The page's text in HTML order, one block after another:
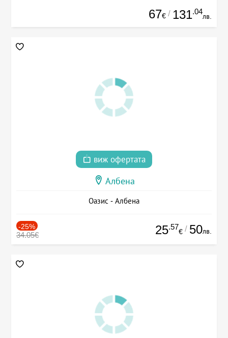
67€ / 131.04
лв.
виж офертата
Албена
Оазис - Албена
-25%
34.05€ 25.57
€ / 50лв.